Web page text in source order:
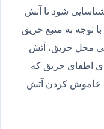
شود تا آتش
توجه به منبع حریق
محل حریق، آتش
اطفای حریق که
خاموش کردن آتش